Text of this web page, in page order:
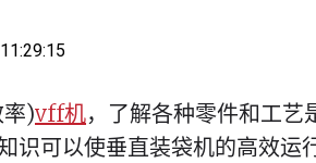
率)vff机，了解各种零件和工
识可以使垂直装袋机的高效